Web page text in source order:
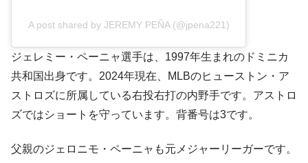
A post shared by JEREMY PEÑA (@jpena221)
ジェレミー・ペーニャ選手は、1997年生まれのドミニカ
共和国出身です。2024年現在、MLBのヒューストン・ア
ストロズに所属している右投右打の内野手です。アストロ
ズではショートを守っています。背番号は3です。
父親のジェロニモ・ペーニャも元メジャーリーガーです。